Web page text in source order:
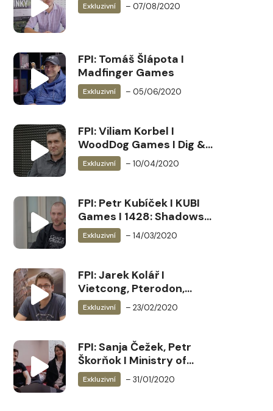
Exkluzivní – 07/08/2020
FPI: Tomáš Šlápota I
Madfinger Games
Exkluzivní – 05/06/2020
FPI: Viliam Korbel I
WoodDog Games I Dig &
Fly
Exkluzivní – 10/04/2020
FPI: Petr Kubíček I KUBI
Games I 1428: Shadows
over Silesia
Exkluzivní – 14/03/2020
FPI: Jarek Kolář I
Vietcong, Pterodon,
BadFly Interactive …
Exkluzivní – 23/02/2020
FPI: Sanja Čežek, Petr
Škorňok I Ministry of
Broadcast
Exkluzivní – 31/01/2020